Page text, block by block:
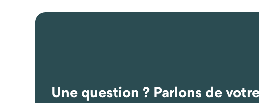
Une question ? Parlons de